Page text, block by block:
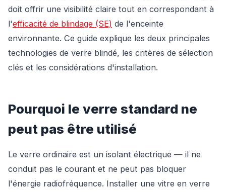
doit offrir une visibilité claire tout en correspondant à
l'efficacité de blindage (SE) de l'enceinte
environnante. Ce guide explique les deux principales
technologies de verre blindé, les critères de sélection
clés et les considérations d'installation.
Pourquoi le verre standard ne
peut pas être utilisé
Le verre ordinaire est un isolant électrique — il ne
conduit pas le courant et ne peut pas bloquer
l'énergie radiofréquence. Installer une vitre en verre